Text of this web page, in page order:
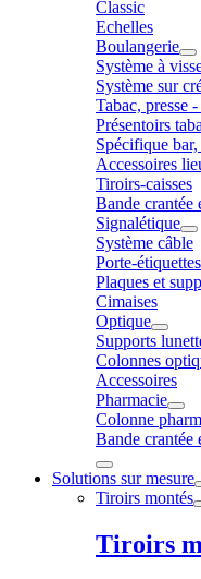
Classic
Echelles
Boulangerie
Système à
Système sur
Tabac, presse
Présentoirs
Spécifique
Accessoires
Tiroirs-caisses
Bande crantée
Signalétique
Système câble
Porte-étiquettes
Plaques et
Cimaises
Optique
Supports
Colonnes
Accessoires
Pharmacie
Colonne
Bande crantée
Solutions sur mesure
Tiroirs montés
Tiroirs